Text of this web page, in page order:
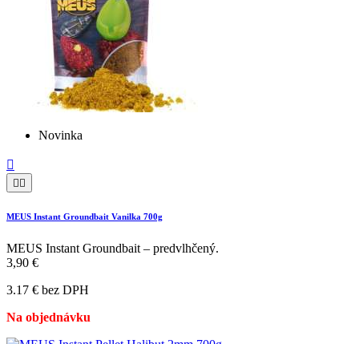
Novinka


MEUS Instant Groundbait Vanilka 700g
MEUS Instant Groundbait – predvlhčený.
3,90 €
3.17 € bez DPH
Na objednávku